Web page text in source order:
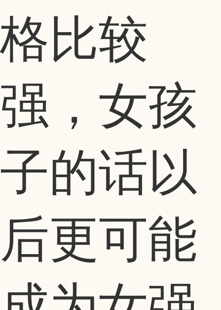
格比较
强，女孩
子的话以
后更可能